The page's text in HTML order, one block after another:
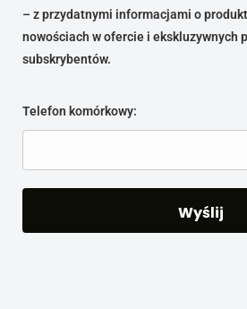
– z przydatnymi informacjami o
nowościach w ofercie i ekskluzywnych
subskrybentów.
Telefon komórkowy: